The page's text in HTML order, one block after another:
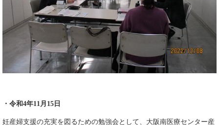
・令和4年11月15日
妊産婦支援の充実を図るための勉強会として、大阪南医療センター産